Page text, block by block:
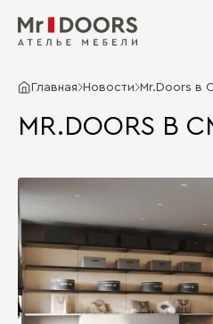
Главная Новости Mr.Doors в
MR.DOORS В